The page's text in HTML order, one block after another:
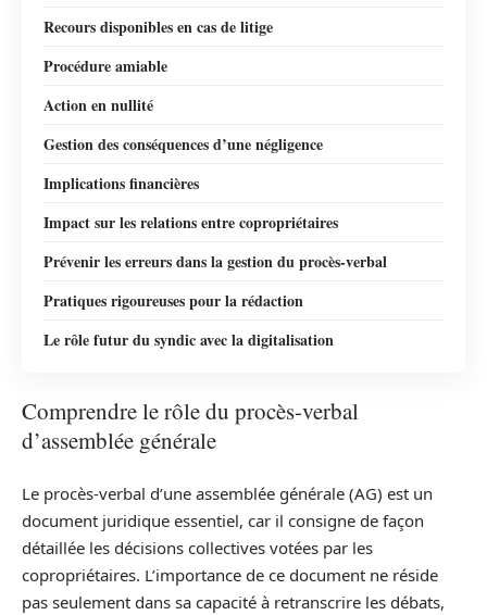
Recours disponibles en cas de litige
Procédure amiable
Action en nullité
Gestion des conséquences d’une négligence
Implications financières
Impact sur les relations entre copropriétaires
Prévenir les erreurs dans la gestion du procès-verbal
Pratiques rigoureuses pour la rédaction
Le rôle futur du syndic avec la digitalisation
Comprendre le rôle du procès-verbal
d’assemblée générale
Le procès-verbal d’une assemblée générale (AG) est un
document juridique essentiel, car il consigne de façon
détaillée les décisions collectives votées par les
copropriétaires. L’importance de ce document ne réside
pas seulement dans sa capacité à retranscrire les débats,